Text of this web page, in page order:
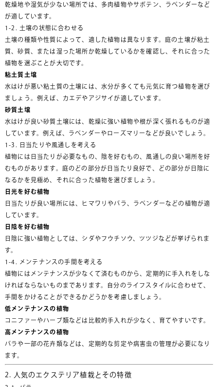
乾燥地や湿気が少ない場所では、多肉植物やサボテン、ラベンダーなど
が適しています。
1-2. 土壌の状態に合わせる
土壌の種類や性質によって、適した植物は異なります。庭の土壌が粘土
質、砂質、または湿った場所か乾燥しているかを確認し、それに合った
植物を選ぶことが大切です。
粘土質土壌
水はけが悪い粘土質の土壌には、水分が多くても元気に育つ植物を選び
ましょう。例えば、カエデやアジサイが適しています。
砂質土壌
水はけが良い砂質土壌には、乾燥に強い植物や根が深く張れるものが適
しています。例えば、ラベンダーやローズマリーなどが良いでしょう。
1-3. 日当たりや風通しを考える
植物には日当たりが必要なもの、陰を好むもの、風通しの良い場所を好
むものがあります。庭のどの部分が日当たり良好で、どの部分が日陰に
なるかを見極め、それに合った植物を選びましょう。
日光を好む植物
日当たりが良い場所には、ヒマワリやバラ、ラベンダーなどの植物が適
しています。
日陰を好む植物
日陰に強い植物としては、シダやフウチソウ、ツツジなどが挙げられま
す。
1-4. メンテナンスの手間を考える
植物にはメンテナンスが少なくて済むものから、定期的に手入れをしな
ければならないものまであります。自分のライフスタイルに合わせて、
手間をかけることができるかどうかを考慮しましょう。
低メンテナンスの植物
コニファーやハーブ類などは比較的手入れが少なく、育てやすいです。
高メンテナンスの植物
バラや一部の花卉類などは、定期的な剪定や病害虫の管理が必要になり
ます。
2. 人気のエクステリア植栽とその特徴